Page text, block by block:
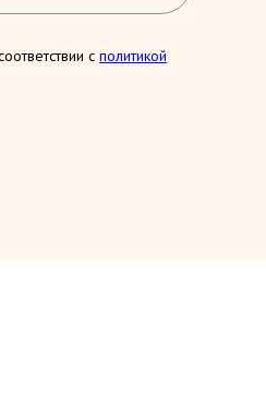
сполитикой